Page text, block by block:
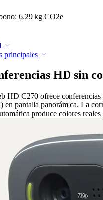
6.29 kg CO2e
principales
HD sin
HD C270 ofrece
en pantalla panorámica. La
produce colores reales